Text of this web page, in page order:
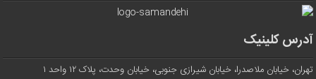
آدرس کلینیک
تهران، خیابان ملاصدرا، خیابان شیرازی جنوبی، خیابان وحدت، پلاک ۱۲ واحد ۱